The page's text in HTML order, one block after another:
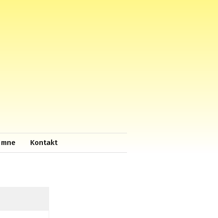
mne Kontakt